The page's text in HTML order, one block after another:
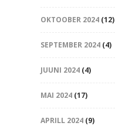
OKTOOBER 2024(12)
SEPTEMBER 2024(4)
JUUNI 2024(4)
MAI 2024(17)
APRILL 2024(9)